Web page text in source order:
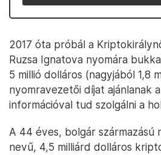
2017 óta próbál a
Ruzsa Ignatova nyomára
5 millió dolláros (nagyjából 1,8
nyomravezetői díjat ajánlanak
információval tud szolgálni a
A 44 éves, bolgár származású
nevű, 4,5 milliárd dolláros